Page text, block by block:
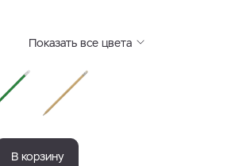
Показать все цвета
В корзину